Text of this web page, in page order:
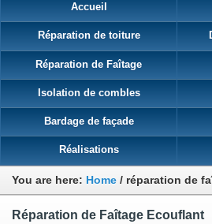
Accueil
Réparation de toiture
Réparation de Faîtage
Isolation de combles
Bardage de façade
Réalisations
You are here: Home / réparation de
Réparation de Faîtage Ecouflant